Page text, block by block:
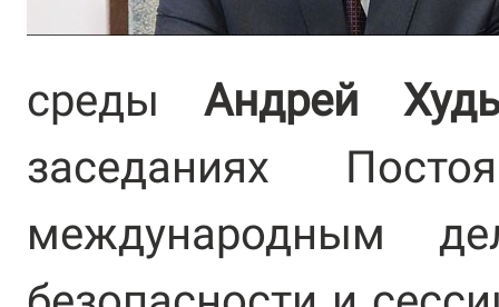
среды Андрей
заседаниях
международным